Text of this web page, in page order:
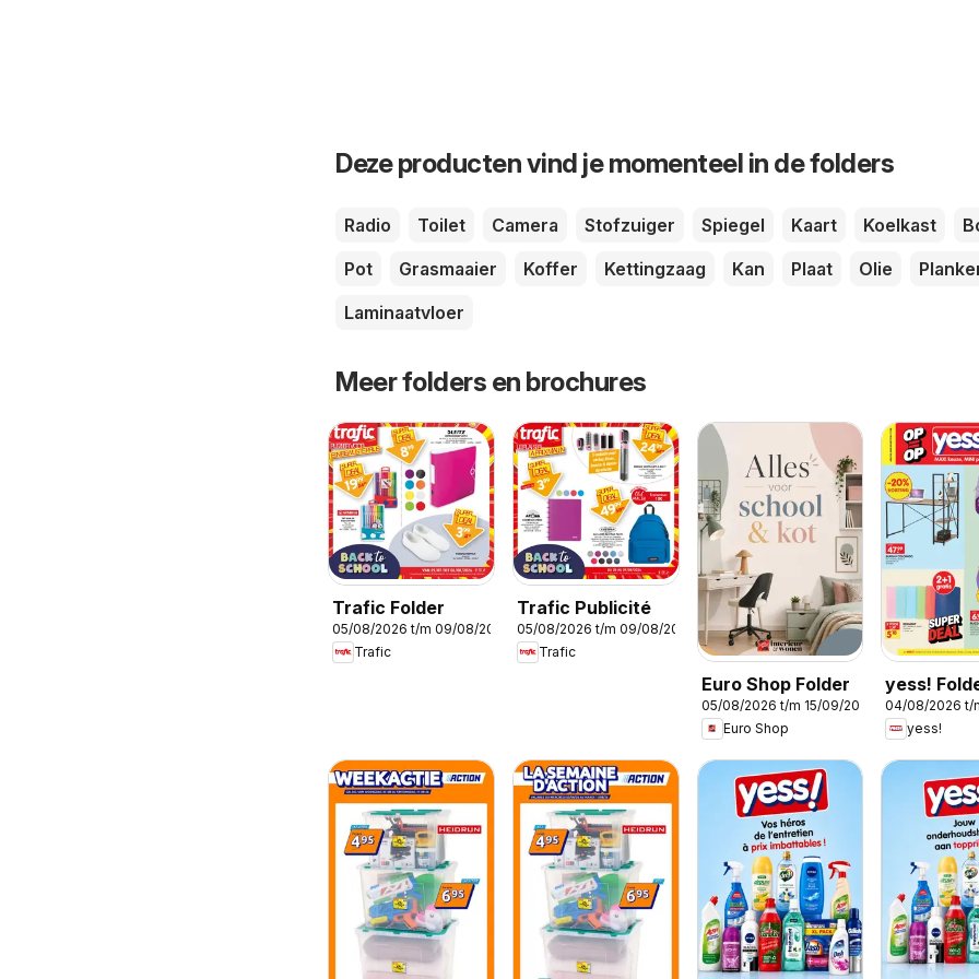
Deze producten vind je momenteel in de folders
Radio Toilet Camera Stofzuiger Spiegel Kaart Koelkast
Pot
Grasmaaier Koffer Kettingzaag Kan Plaat Olie
Laminaatvloer
Meer folders en brochures
Trafic Folder
05/08/2026 t/m 09/08/2026
Trafic
Trafic Publicité
05/08/2026 t/m 09/08/2026
Trafic
Euro Shop Folder
05/08/2026 t/m 15/09/2026
Euro Shop
yess!
04/08/2026 t/
yess!